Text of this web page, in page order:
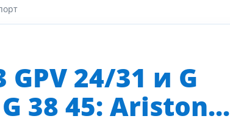
24/31 и G
38 45: Ariston...